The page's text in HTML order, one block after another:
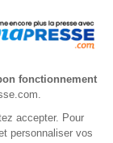
-55%